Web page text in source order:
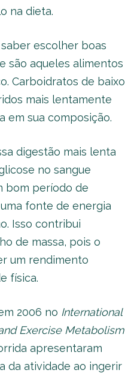
na dieta.
escolher boas
são aqueles alimentos
Carboidratos de baixo
mais lentamente
em sua composição.
digestão mais lenta
no sangue
bom período de
fonte de energia
Isso contribui
de massa, pois o
um rendimento
física.
2006 no International
Exercise Metabolism
apresentaram
da atividade ao ingerir